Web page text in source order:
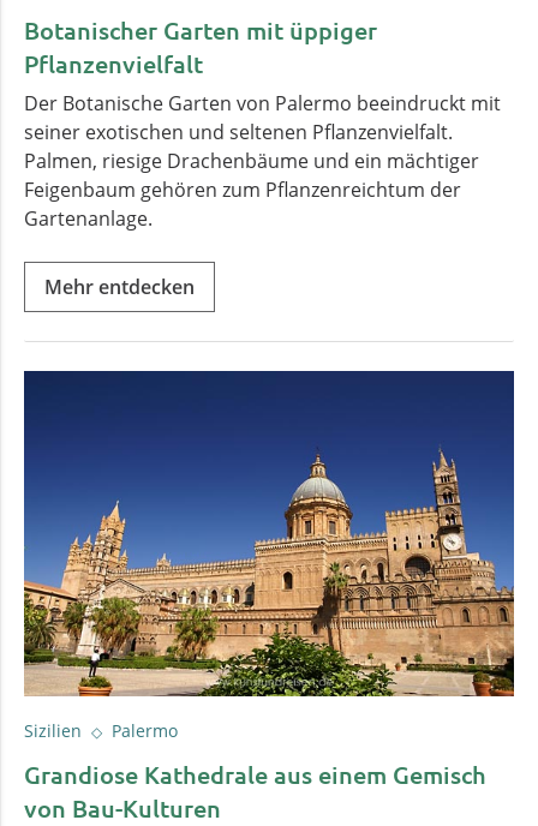
Botanischer Garten mit üppiger
Pflanzenvielfalt
Der Botanische Garten von Palermo beeindruckt mit
seiner exotischen und seltenen Pflanzenvielfalt.
Palmen, riesige Drachenbäume und ein mächtiger
Feigenbaum gehören zum Pflanzenreichtum der
Gartenanlage.
Mehr entdecken
Sizilien Palermo
Grandiose Kathedrale aus einem Gemisch
von Bau-Kulturen